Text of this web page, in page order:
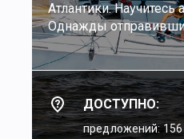
Атлантики.
Однажды
ДОСТУПНО:
предложений: 156